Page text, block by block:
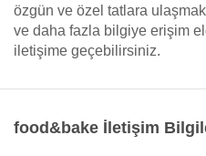
özgün ve özel tatlara
ve daha fazla bilgiye erişim
iletişime geçebilirsiniz.
food&bake İletişim